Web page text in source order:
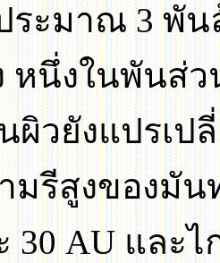
ระมาณ3พัน
หนึ่งในพันส่
วยังแปรเปลี่
มรีสูงของมัน
30 AUและ